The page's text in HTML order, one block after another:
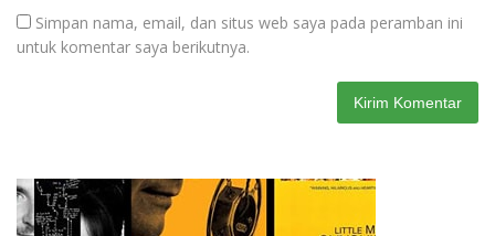
Simpan nama, email, dan situs web saya pada peramban ini
untuk komentar saya berikutnya.